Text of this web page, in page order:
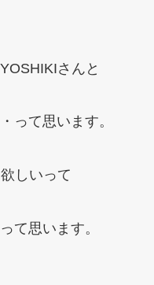
さんと
って思います。
しいって
て思います。